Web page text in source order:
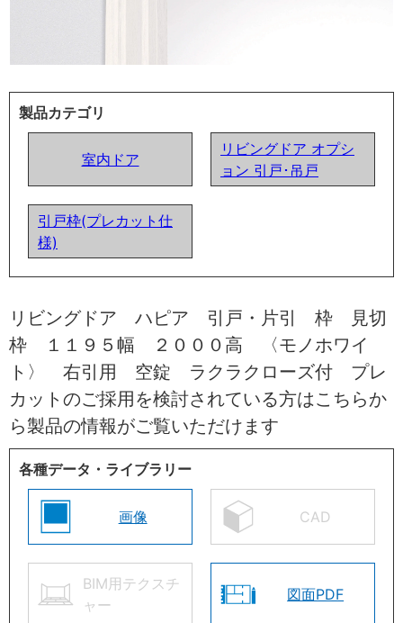
製品カテゴリ
室内ドア
リビングドア オプシ
ョン 引戸･吊戸
引戸枠(プレカット仕
様)
リビングドア ハピア 引戸・片引 枠 見切
枠 １１９５幅 ２０００高 〈モノホワイ
ト〉 右引用 空錠 ラクラクローズ付 プレ
カットのご採用を検討されている方はこちらか
ら製品の情報がご覧いただけます
各種データ・ライブラリー
画像 CAD
BIM用テクスチ
ャー
図面PDF